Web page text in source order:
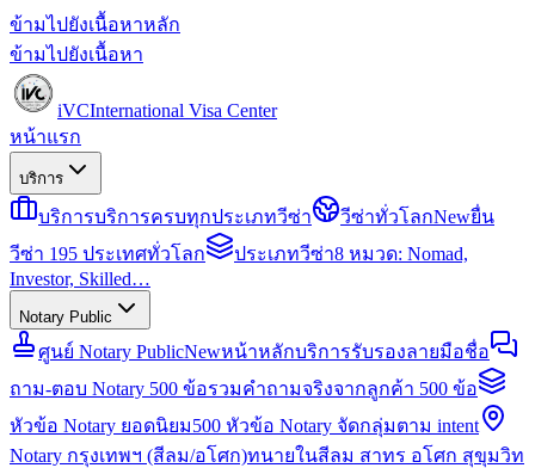
ข้ามไปยังเนื้อหาหลัก
ข้ามไปยังเนื้อหา
iVCInternational Visa Center
หน้าแรก
บริการ
บริการบริการครบทุกประเภทวีซ่า วีซ่าทั่วโลกNewยื่น
วีซ่า 195 ประเทศทั่วโลก
ประเภทวีซ่า8 หมวด: Nomad,
Investor, Skilled…
Notary Public
ศูนย์ Notary PublicNewหน้าหลักบริการรับรองลายมือชื่อ
ถาม-ตอบ Notary 500 ข้อรวมคำถามจริงจากลูกค้า 500 ข้อ
หัวข้อ Notary ยอดนิยม500 หัวข้อ Notary จัดกลุ่มตาม intent
Notary กรุงเทพฯ (สีลม/อโศก)ทนายในสีลม สาทร อโศก สุขุมวิท